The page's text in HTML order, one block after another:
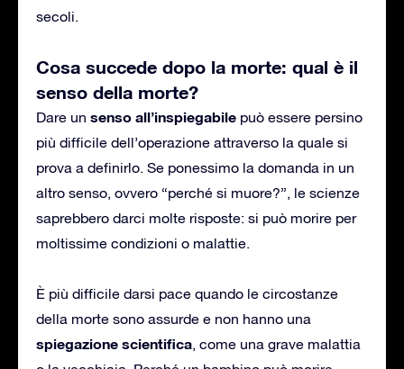
secoli.
Cosa succede dopo la morte: qual è il
senso della morte?
Dare un senso all’inspiegabile può essere persino
più difficile dell’operazione attraverso la quale si
prova a definirlo. Se ponessimo la domanda in un
altro senso, ovvero “perché si muore?”, le scienze
saprebbero darci molte risposte: si può morire per
moltissime condizioni o malattie.
È più difficile darsi pace quando le circostanze
della morte sono assurde e non hanno una
spiegazione scientifica, come una grave malattia